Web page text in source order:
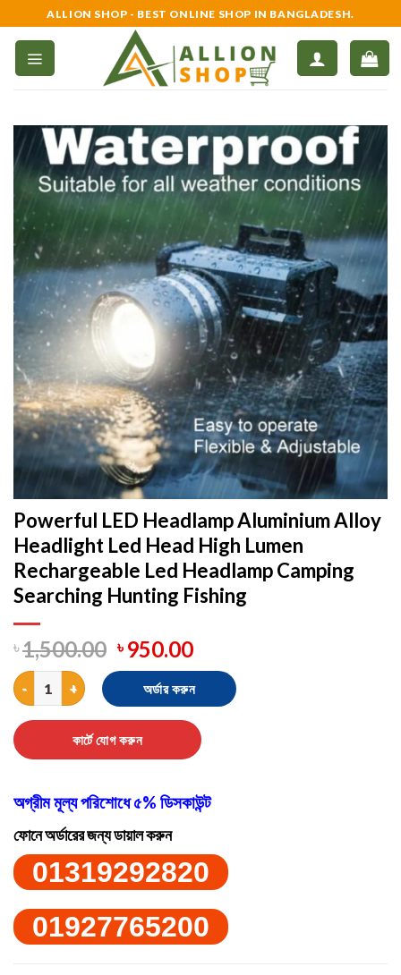
to
content
ALLION SHOP - BEST ONLINE SHOP IN BANGLADESH.
Powerful LED Headlamp Aluminium Alloy
Headlight Led Head High Lumen
Rechargeable Led Headlamp Camping
Searching Hunting Fishing
৳1,500.00 ৳ 950.00
Powerful LED Headlamp Aluminium Alloy Headlight Led Head
অর্ডার করুন
কার্টে যোগ করুন
অগ্রীম মূল্য পরিশোধে ৫% ডিসকাউন্ট
ফোনে অর্ডারের জন্য ডায়াল করুন
01319292820
01927765200